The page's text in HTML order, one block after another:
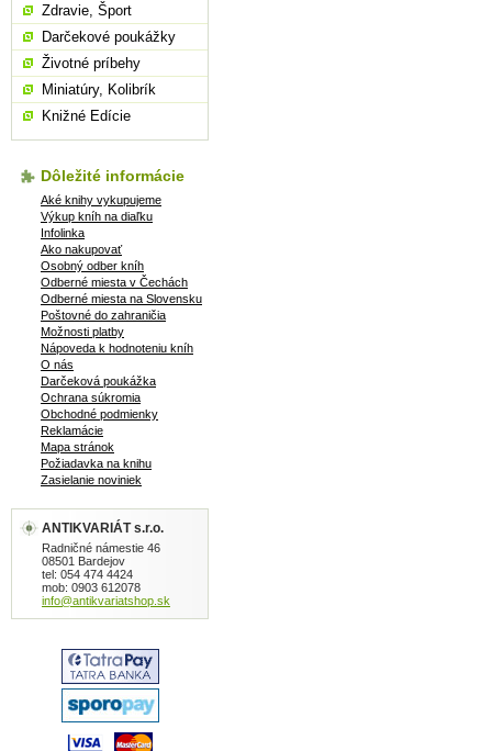
Zdravie, Šport
Darčekové poukážky
Životné príbehy
Miniatúry, Kolibrík
Knižné Edície
Dôležité informácie
Aké knihy vykupujeme
Výkup kníh na diaľku
Infolinka
Ako nakupovať
Osobný odber kníh
Odberné miesta v Čechách
Odberné miesta na Slovensku
Poštovné do zahraničia
Možnosti platby
Nápoveda k hodnoteniu kníh
O nás
Darčeková poukážka
Ochrana súkromia
Obchodné podmienky
Reklamácie
Mapa stránok
Požiadavka na knihu
Zasielanie noviniek
ANTIKVARIÁT s.r.o.
Radničné námestie 46
08501 Bardejov
tel: 054 474 4424
mob: 0903 612078
info@antikvariatshop.sk